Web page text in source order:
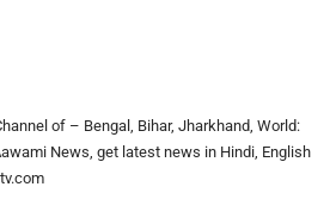
of – Bengal, Bihar, Jharkhand, World:
News, get latest news in Hindi, English